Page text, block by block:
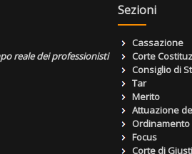
reale dei professionisti
Sezioni
Cassazione
Corte
Consiglio di
Tar
Merito
Attuazione
Focus
Corte di